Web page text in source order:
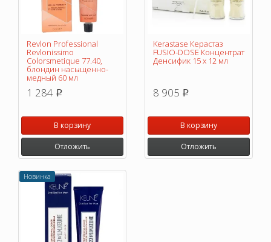
Revlon Professional
Revlonissimo
Colorsmetique 77.40,
блондин насыщенно-
медный 60 мл
1 284 p
В корзину
Отложить
Kerastase Керастаз
FUSIO-DOSE Концентрат
Денсифик 15 x 12 мл
8 905 p
В корзину
Отложить
Новинка